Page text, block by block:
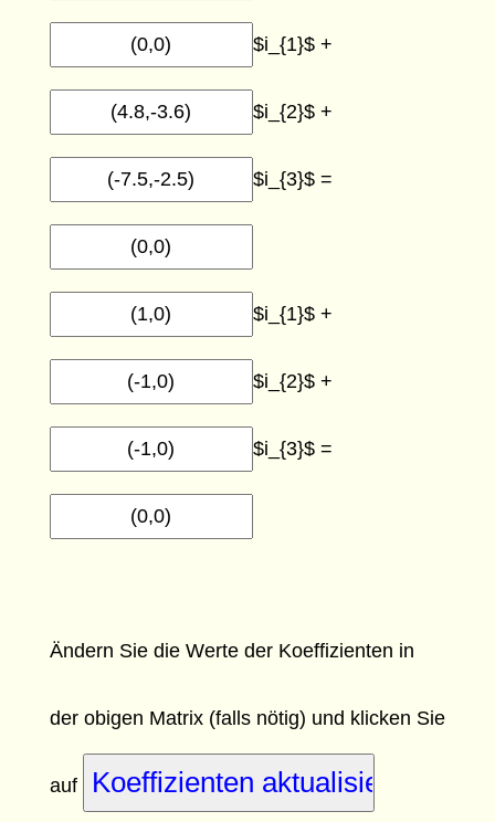
$i_{1}$ +
$i_{2}$ +
$i_{3}$ =
$i_{1}$ +
$i_{2}$ +
$i_{3}$ =
Ändern Sie die Werte der Koeffizienten in
der obigen Matrix (falls nötig) und klicken Sie
auf